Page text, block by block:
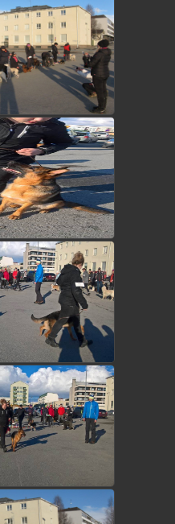
picture
picture
picture
picture